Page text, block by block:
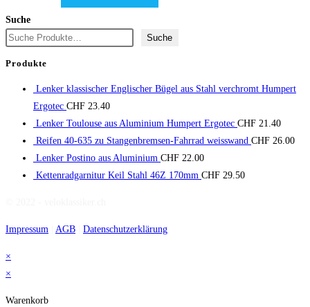
Suche
Suche
Produkte
Lenker klassischer Englischer Bügel aus Stahl verchromt Humpert
Ergotec CHF 23.40
Lenker Toulouse aus Aluminium Humpert Ergotec CHF 21.40
Reifen 40-635 zu Stangenbremsen-Fahrrad weisswand CHF 26.00
Lenker Postino aus Aluminium CHF 22.00
Kettenradgarnitur Keil Stahl 46Z 170mm CHF 29.50
Impressum AGB Datenschutzerklärung
×
×
Warenkorb